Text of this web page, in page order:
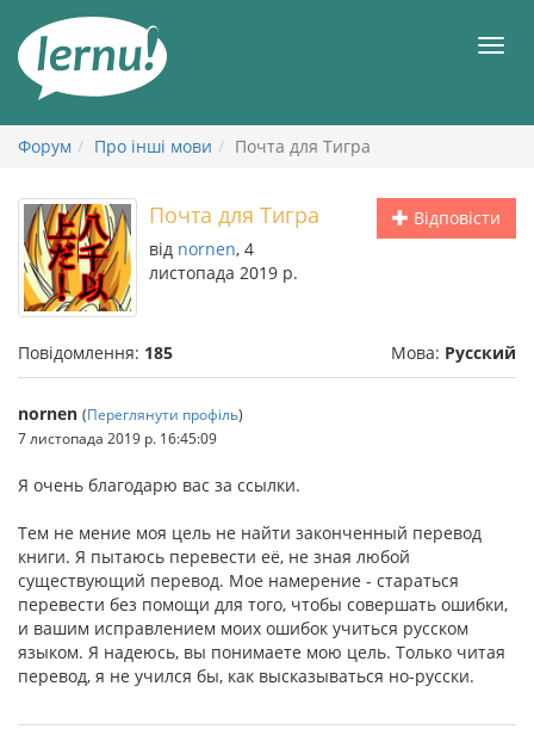
змісту
Форум Про інші мови Почта для Тигра
Відповісти
Почта для Тигра
від nornen, 4
листопада 2019 р.
Повідомлення: 185 Мова: Русский
nornen (Переглянути профіль)
7 листопада 2019 р. 16:45:09
Я очень благодарю вас за ссылки.
Тем не мение моя цель не найти законченный перевод
книги. Я пытаюсь перевести её, не зная любой
существующий перевод. Мое намерение - стараться
перевести без помощи для того, чтобы совершать ошибки,
и вашим исправлением моих ошибок учиться русском
языком. Я надеюсь, вы понимаете мою цель. Только читая
перевод, я не учился бы, как высказываться но-русски.